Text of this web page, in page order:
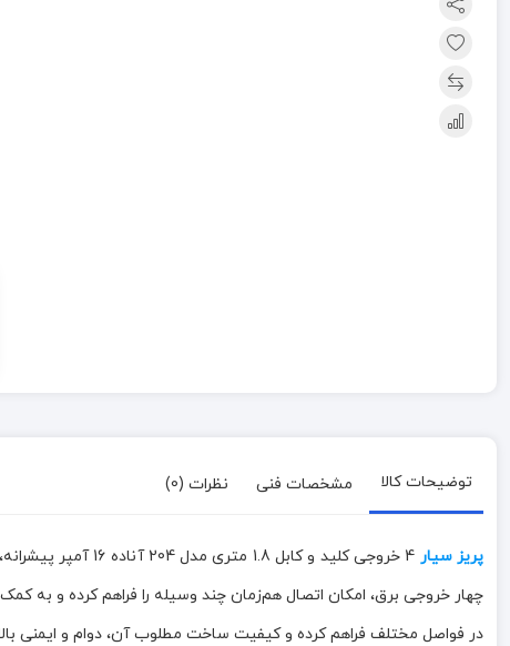
توضیحات کالا مشخصات فنی نظرات (0)
پریز سیار
4 خروجی کلید و
در فواصل مختلف فراهم کرده و کیفیت ساخت مطلوب آن، دوام و ایمنی